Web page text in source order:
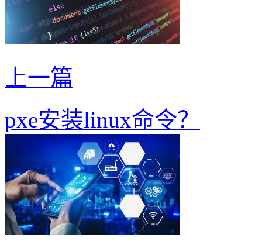
上一篇
pxe安装linux命令？